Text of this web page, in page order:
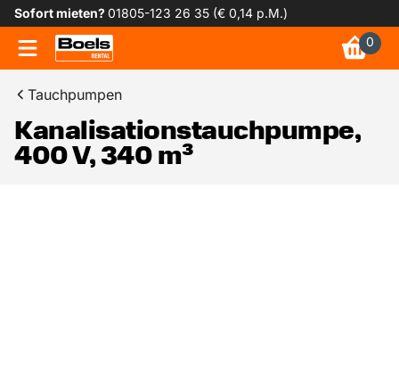
Sofort mieten?01805-123 26 35 (€ 0,14 p.M.)
0
Tauchpumpen
Kanalisationstauchpumpe,
400 V, 340 m³